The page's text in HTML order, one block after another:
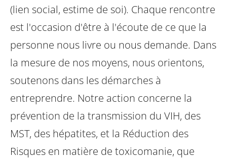
(lien social, estime de soi). Chaque rencontre
est l'occasion d'être à l'écoute de ce que la
personne nous livre ou nous demande. Dans
la mesure de nos moyens, nous orientons,
soutenons dans les démarches à
entreprendre. Notre action concerne la
prévention de la transmission du VIH, des
MST, des hépatites, et la Réduction des
Risques en matière de toxicomanie, que